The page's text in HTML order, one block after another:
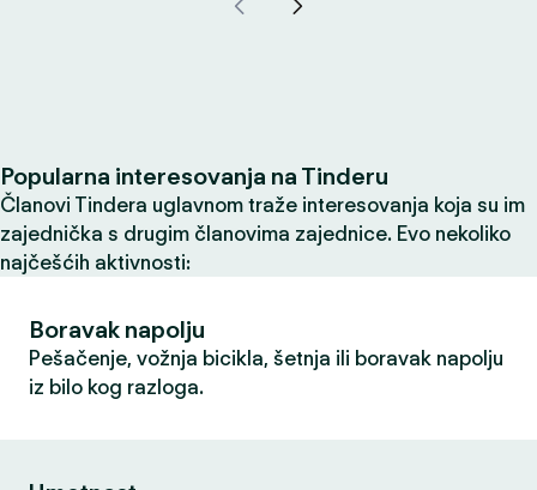
Popularna interesovanja na Tinderu
Članovi Tindera uglavnom traže interesovanja koja su im
zajednička s drugim članovima zajednice. Evo nekoliko
najčešćih aktivnosti:
Boravak napolju
Pešačenje, vožnja bicikla, šetnja ili boravak napolju
iz bilo kog razloga.